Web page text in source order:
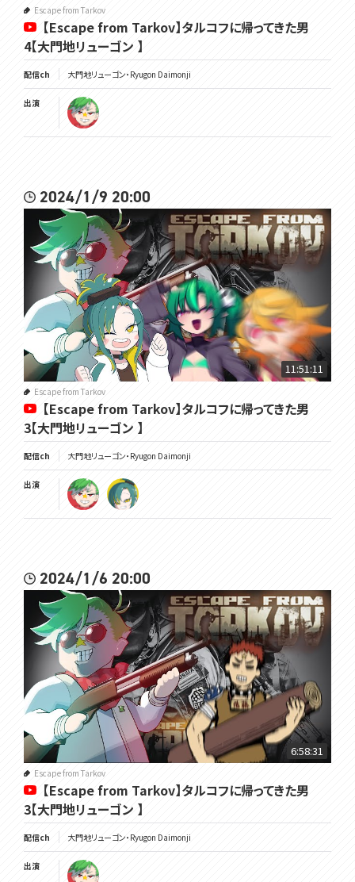
Escape from Tarkov
【Escape from Tarkov】タルコフに帰ってきた男
4【大門地リューゴン 】
配信ch 大門地リューゴン・Ryugon Daimonji
出演
2024/1/9 20:00
11:51:11
Escape from Tarkov
【Escape from Tarkov】タルコフに帰ってきた男
3【大門地リューゴン 】
配信ch 大門地リューゴン・Ryugon Daimonji
出演
2024/1/6 20:00
6:58:31
Escape from Tarkov
【Escape from Tarkov】タルコフに帰ってきた男
3【大門地リューゴン 】
配信ch 大門地リューゴン・Ryugon Daimonji
出演